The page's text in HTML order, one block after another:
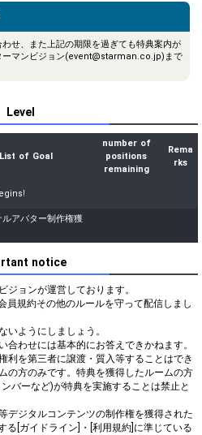
せ、また上記の期限を過ぎても特典案内が
ーマンビジョン(event@starman.co.jp)まで
Level
List of Goal
number of
positions
remaining
Rema
rks
ルアバター制作権獲
notice
ジョンが運営しております。
員規約その他のルールを守って配信しまし
いようにしましょう。
合わせには基本的にお答えできかねます。
利を第三者に譲渡・質入等することはでき
の方のみです。特典を獲得したルームの方
バーなど)が特典を実施することは禁止と
デジタルコンテンツの制作権を獲得された
る[ガイドライン]・[利用規約]に準じている